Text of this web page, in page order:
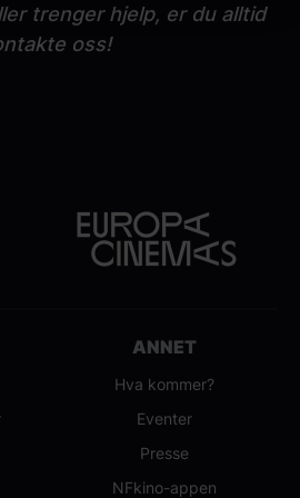
trenger hjelp, er du alltid
oss!
ANNET
Hva kommer?
Eventer
Presse
NFkino-appen